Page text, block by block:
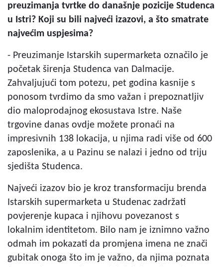
preuzimanja tvrtke do današnje pozicije Studenca
u Istri? Koji su bili najveći izazovi, a što smatrate
najvećim uspjesima?
- Preuzimanje Istarskih supermarketa označilo je
početak širenja Studenca van Dalmacije.
Zahvaljujući tom potezu, pet godina kasnije s
ponosom tvrdimo da smo važan i prepoznatljiv
dio maloprodajnog ekosustava Istre. Naše
trgovine danas ovdje možete pronaći na
impresivnih 138 lokacija, u njima radi više od 600
zaposlenika, a u Pazinu se nalazi i jedno od triju
sjedišta Studenca.
Najveći izazov bio je kroz transformaciju brenda
Istarskih supermarketa u Studenac zadržati
povjerenje kupaca i njihovu povezanost s
lokalnim identitetom. Bilo nam je iznimno važno
odmah im pokazati da promjena imena ne znači
gubitak onoga što im je važno, da njima poznata